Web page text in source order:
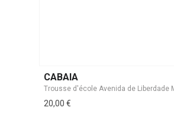
CABAIA
20,00 €